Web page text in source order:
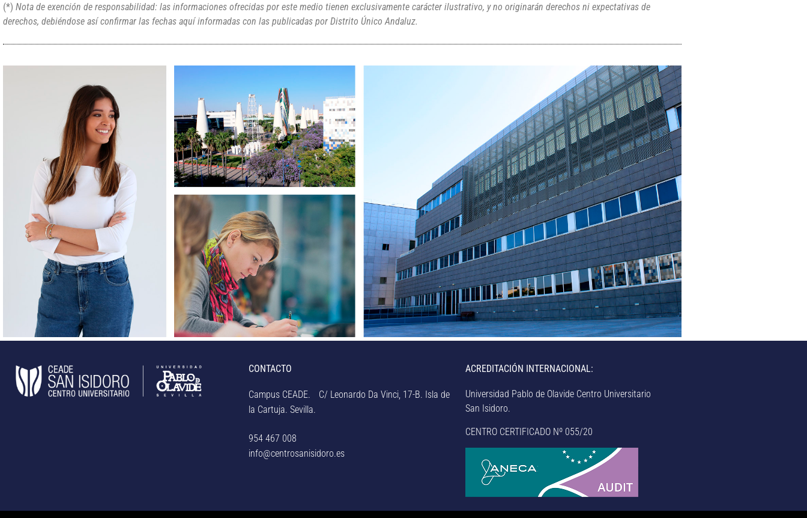
(*) Nota de exención de responsabilidad: las informaciones ofrecidas por este medio tienen exclusivamente carácter ilustrativo, y no originarán derechos ni expectativas de
derechos, debiéndose así confirmar las fechas aquí informadas con las publicadas por Distrito Único Andaluz.
CONTACTO
Campus CEADE. C/ Leonardo Da Vinci, 17-B. Isla de
la Cartuja. Sevilla.
954 467 008
info@centrosanisidoro.es
ACREDITACIÓN INTERNACIONAL:
Universidad Pablo de Olavide Centro Universitario
San Isidoro.
CENTRO CERTIFICADO Nº 055/20